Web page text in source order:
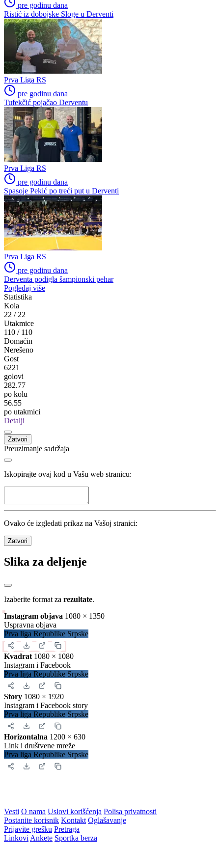
pre godinu dana
Ristić iz dobojske Sloge u Derventi
Prva Liga RS
pre godinu dana
Tufekčić pojačao Derventu
Prva Liga RS
pre godinu dana
Spasoje Pekić po treći put u Derventi
Prva Liga RS
pre godinu dana
Derventa podigla šampionski pehar
Pogledaj više
Statistika
Kola
22 / 22
Utakmice
110 / 110
Domaćin
Nerešeno
Gost
6221
golovi
282.77
po kolu
56.55
po utakmici
Detalji
Zatvori
Preuzimanje sadržaja
Iskopirajte ovaj kod u Vašu web stranicu:
Ovako će izgledati prikaz na Vašoj stranici:
Zatvori
Slika za deljenje
Izaberite format za rezultate.
Instagram objava 1080 × 1350
Uspravna objava
Prva liga Republike Srpske
Kvadrat 1080 × 1080
Instagram i Facebook
Prva liga Republike Srpske
Story 1080 × 1920
Instagram i Facebook story
Prva liga Republike Srpske
Horizontalna 1200 × 630
Link i društvene mreže
Prva liga Republike Srpske
Vesti O nama Uslovi korišćenja Polisa privatnosti
Postanite korisnik Kontakt Oglašavanje
Prijavite grešku Pretraga
Linkovi Ankete Sportka berza